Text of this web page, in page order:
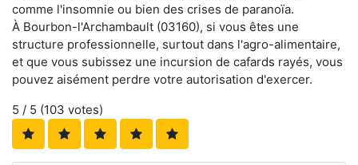
comme l'insomnie ou bien des crises de paranoïa.
À Bourbon-l'Archambault (03160), si vous êtes une
structure professionnelle, surtout dans l'agro-alimentaire,
et que vous subissez une incursion de cafards rayés, vous
pouvez aisément perdre votre autorisation d'exercer.
5 / 5 (103 votes)